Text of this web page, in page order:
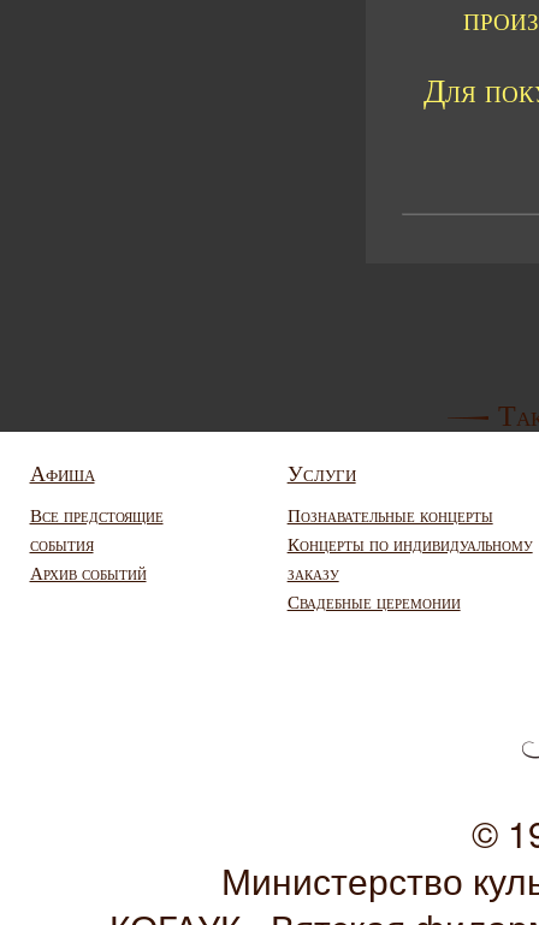
Для
Афиша
Все предстоящие
события
Архив событий
Услуги
Познавательные концерты
Концерты по индивидуальному
заказу
Свадебные церемонии
©
Министерство